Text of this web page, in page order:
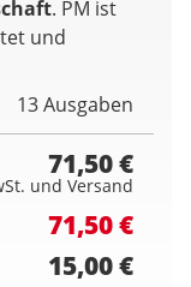
. PM ist
und
13 Ausgaben
71,50 €
und Versand
71,50 €
15,00 €